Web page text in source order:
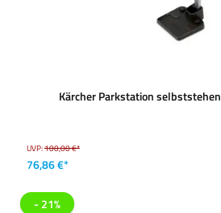
Kärcher Parkstation
UVP:100,00 €*
76,86 €*
- 21%